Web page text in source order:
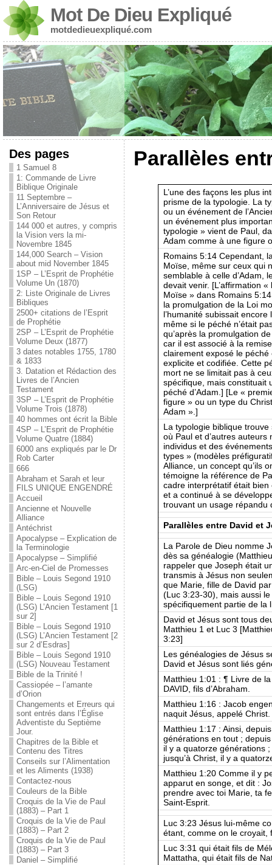
Mot De Dieu Expliqué
motdedieuexpliqué.com
Des pages
1 Samuel 8
1: Commande de Livre
Biblique Originale
11 Septembre –
L’Anniversaire de Jésus et
Son Retour
144 000 et autres, y compris
la Vision vers la mi-
Novembre 1845
144,000 Search – Vision
about mid November 1845
1SP – L’Esprit de Prophétie
Volume Un (1870)
2: Liste Originale de Livres
Bibliques
2500+ citations de l’Esprit
de Prophétie
2SP – L’Esprit de Prophétie
Volume Deux (1877)
3 dates notables 1755, 1780
& 1833
3. Datation et Rédaction des
Livres de l’Ancien
Testament
3SP – L’Esprit de Prophétie
Volume Trois (1878)
40 hommes ont écrit la Bible
4SP – L’Esprit de Prophétie
Volume Quatre (1884)
6000 ans expliqués par le Dr
Rob Carter
666
Abraham et Sarah et leur
FILS UNIQUE ENGENDRÉ
Accueil
Ancienne et Nouvelle
Alliance
Antéchrist
Apocalypse – Explication de
la Terminologie
Apocalypse – Simplifié
Arc-en-Ciel de Promesses
Bible – Louis Segond 1910
(LSG)
Bible – Louis Segond 1910
(LSG) L’Ancien Testament [1
sur 2]
Bible – Louis Segond 1910
(LSG) L’Ancien Testament [2
sur 2 d’Esdras]
Bible – Louis Segond 1910
(LSG) Nouveau Testament
Bible de la Trinité !
Cassiopée – l’amante
d’Orion
Changements et Erreurs qui
sont entrés dans l’Église
Adventiste du Septième
Jour.
Chapitres de la Bible et
Contenu des Titres
Conseils sur l’Alimentation
et les Aliments (1938)
Contactez-nous
Couleurs de la Bible
Croquis de la Vie de Paul
(1883) – Part 1
Croquis de la Vie de Paul
(1883) – Part 2
Croquis de la Vie de Paul
(1883) – Part 3
Daniel – Simplifié
Parallèles
L’une des façons les plus
prisme de la typologie. La
ou un événement de
un événement plus
typologie » vient de Paul,
Adam comme à une figure
Romains 5:14 Cependant,
Moïse, même sur ceux qui
semblable à celle d’Adam,
devait venir. [L’affirmation
Moïse » dans Romains
la promulgation de la Loi
l’humanité subissait
même si le péché n’était
qu’après la promulgation
car il est associé à la
clairement exposé le
explicite et codifiée. Cette
mort ne se limitait pas à
spécifique, mais constituait
péché d’Adam.] [Le «
figure » ou un type du
Adam ».]
La typologie biblique
où Paul et d’autres
individus et des
types » (modèles
Alliance, un concept qu’ils
témoigne la référence de
cadre interprétatif était bien
et a continué à se
trouvant un usage répandu
Parallèles entre David et
La Parole de Dieu nomme
dès sa généalogie
rappeler que Joseph était
transmis à Jésus non
que Marie, fille de David
(Luc 3:23-30), mais aussi
spécifiquement partie de la
David et Jésus sont tous
Matthieu 1 et Luc 3
3:23]
Les généalogies de Jésus
David et Jésus sont liés
Matthieu 1:01 : ¶ Livre de
DAVID, fils d’Abraham.
Matthieu 1:16 : Jacob
naquit Jésus, appelé Christ.
Matthieu 1:17 : Ainsi,
générations en tout ;
il y a quatorze générations
jusqu’à Christ, il y a
Matthieu 1:20 Comme il y
apparut en songe, et dit :
prendre avec toi Marie, ta
Saint-Esprit.
Luc 3:23 Jésus lui-même
étant, comme on le croyait,
Luc 3:31 qui était fils de
Mattatha, qui était fils de